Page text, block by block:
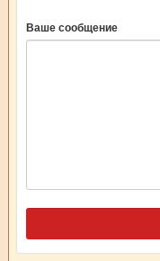
Ваше сообщение